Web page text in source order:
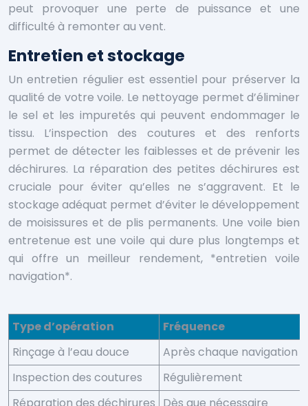
peut provoquer une perte de puissance et une
difficulté à remonter au vent.
Entretien et stockage
Un entretien régulier est essentiel pour préserver la
qualité de votre voile. Le nettoyage permet d’éliminer
le sel et les impuretés qui peuvent endommager le
tissu. L’inspection des coutures et des renforts
permet de détecter les faiblesses et de prévenir les
déchirures. La réparation des petites déchirures est
cruciale pour éviter qu’elles ne s’aggravent. Et le
stockage adéquat permet d’éviter le développement
de moisissures et de plis permanents. Une voile bien
entretenue est une voile qui dure plus longtemps et
qui offre un meilleur rendement, *entretien voile
navigation*.
Type d’opération Fréquence
Rinçage à l’eau douce
Après chaque navigation
Inspection des coutures
Régulièrement